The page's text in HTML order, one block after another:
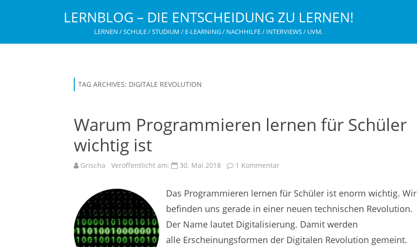
LERNBLOG – DIE ENTSCHEIDUNG ZU LERNEN!
LERNEN / SCHULE / STUDIUM / E-LEARNING / NACHHILFE / INTERVIEWS / UVM.
TAG ARCHIVES: DIGITALE REVOLUTION
Warum Programmieren lernen für Schüler
wichtig ist
Grischa Veröffentlicht am: 30. Mai 2018 1 Kommentarzu
für
Schüler
wichtig
ist
Das Programmieren lernen für Schüler ist enorm wichtig. Wir
befinden uns gerade in einer neuen technischen Revolution.
Der Name lautet Digitalisierung. Damit werden
alle Erscheinungsformen der Digitalen Revolution gemeint.